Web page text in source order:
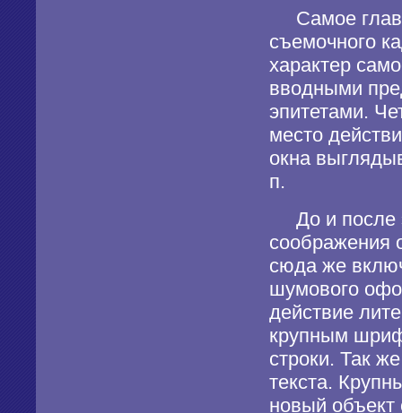
Самое
съемочного
характер
вводными
эпитетами.
место
окна
п.
До и после
соображения
сюда же
шумового
действие
крупным
строки. Так
текста.
новый объект